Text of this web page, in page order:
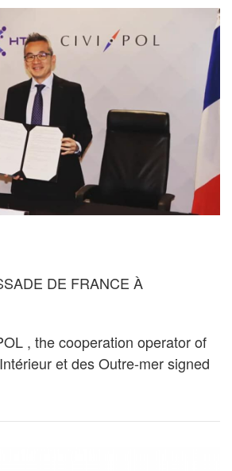
DE FRANCE À
, the cooperation operator of
et des Outre-mer signed